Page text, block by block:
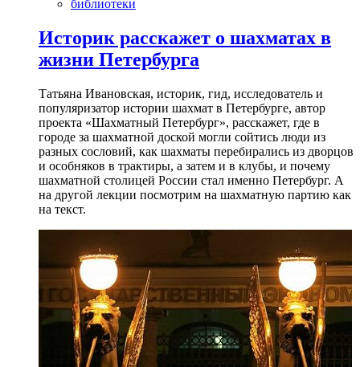
библиотеки
Историк расскажет о шахматах в
жизни Петербурга
Татьяна Ивановская, историк, гид, исследователь и
популяризатор истории шахмат в Петербурге, автор
проекта «Шахматный Петербург», расскажет, где в
городе за шахматной доской могли сойтись люди из
разных сословий, как шахматы перебирались из дворцов
и особняков в трактиры, а затем и в клубы, и почему
шахматной столицей России стал именно Петербург. А
на другой лекции посмотрим на шахматную партию как
на текст.